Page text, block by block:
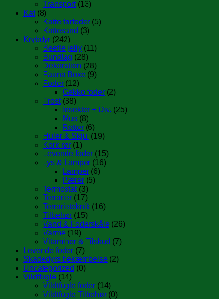
Transport (13)
Kat (8)
Katte tørfoder (5)
Kattesand (3)
Krybdyr (242)
Beetle jelly (11)
Bundlag (28)
Dekoration (28)
Fauna Boxe (9)
Foder (12)
Gekko foder (2)
Frost (38)
Insekter + Div. (25)
Mus (8)
Rotter (6)
Huler & Skjul (19)
Kork rør (1)
Levende foder (15)
Lys & Lamper (16)
Lamper (6)
Pærer (5)
Termostat (3)
Terrarier (17)
Terrarieteknik (16)
Tilbehør (15)
Vand & Foderskåle (26)
Varme (19)
Vitaminer & Tilskud (7)
Levende foder (7)
Skadedyrs bekæmbelse (2)
Uncategorized (0)
Vildtfugle (14)
Vildtfugle foder (14)
Vildtfugle Tilbehør (0)